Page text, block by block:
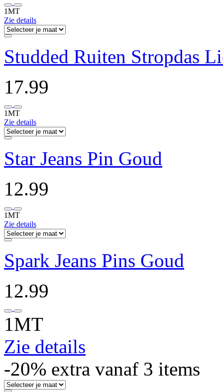
1MT
Zie details
Studded Ruiten Stropdas
17.99
1MT
Zie details
Star Jeans Pin Goud
12.99
1MT
Zie details
Spark Jeans Pins Goud
12.99
1MT
Zie details
-20% extra vanaf 3 items